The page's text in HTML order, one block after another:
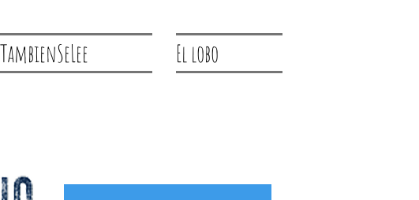
El lobo